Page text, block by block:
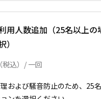
用人数追加（25名以上の
）
税込）/ 一回
および騒音防止のため、25